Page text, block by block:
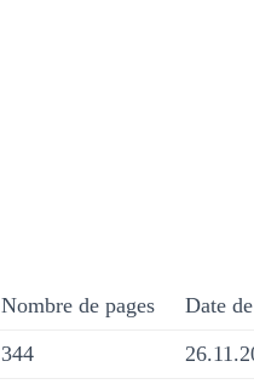
Nombre de pages
Date
344